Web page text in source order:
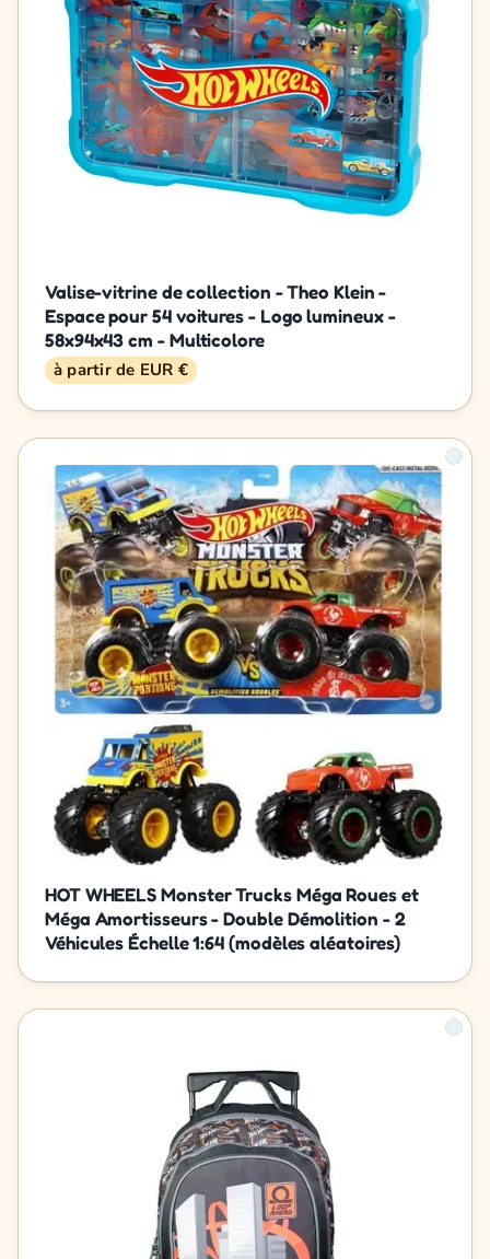
Valise-vitrine de collection - Theo Klein -
Espace pour 54 voitures - Logo lumineux -
58x94x43 cm - Multicolore
à partir de EUR €
HOT WHEELS Monster Trucks Méga Roues et
Méga Amortisseurs - Double Démolition - 2
Véhicules Échelle 1:64 (modèles aléatoires)